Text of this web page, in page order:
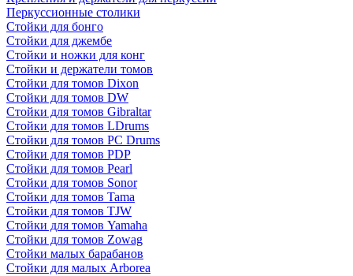
Перкуссионные столики
Стойки для бонго
Стойки для джембе
Стойки и ножки для конг
Стойки и держатели томов
Стойки для томов Dixon
Стойки для томов DW
Стойки для томов Gibraltar
Стойки для томов LDrums
Стойки для томов PC Drums
Стойки для томов PDP
Стойки для томов Pearl
Стойки для томов Sonor
Стойки для томов Tama
Стойки для томов TJW
Стойки для томов Yamaha
Стойки для томов Zowag
Стойки малых барабанов
Стойки для малых Arborea